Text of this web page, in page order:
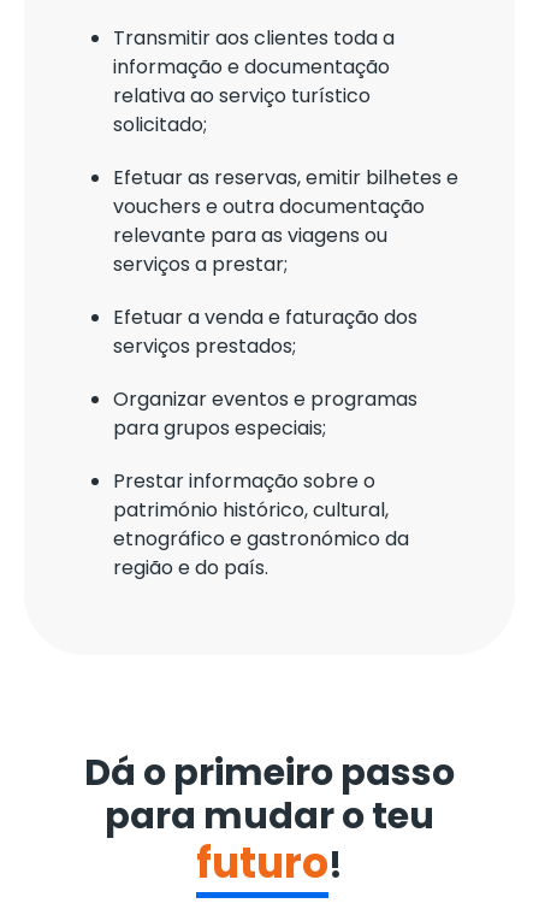
Transmitir aos clientes toda a
informação e documentação
relativa ao serviço turístico
solicitado;
Efetuar as reservas, emitir bilhetes e
vouchers e outra documentação
relevante para as viagens ou
serviços a prestar;
Efetuar a venda e faturação dos
serviços prestados;
Organizar eventos e programas
para grupos especiais;
Prestar informação sobre o
património histórico, cultural,
etnográfico e gastronómico da
região e do país.
Dá o primeiro passo
para mudar o teu
futuro!